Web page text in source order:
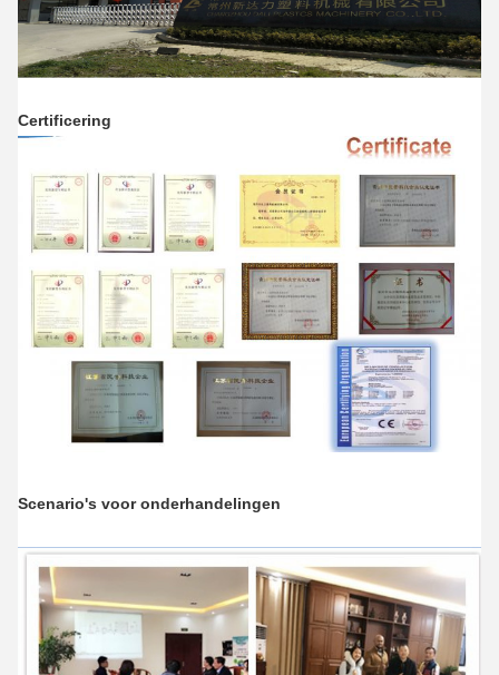
Certificering
Scenario's voor onderhandelingen